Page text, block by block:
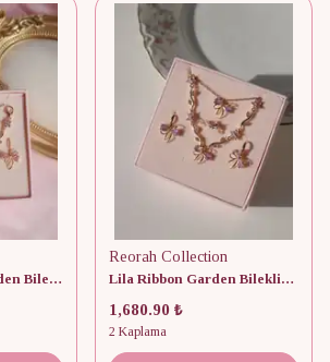
Pembe Ribbon Garden Bileklik, Küpe, Yüzük ve Kolye Set
Reorah Collection
Lila Ribbon Garden Bileklik, Küpe, Yüzük ve Kolye Set
1,680.90 ₺
2 Kaplama